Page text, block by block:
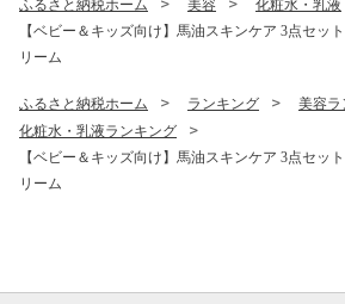
ふるさと納税ホーム 美容
化粧水・乳液
【ベビー＆キッズ向け】馬油スキンケア 3点セッ
リーム
ふるさと納税ホーム ランキング
美容ラ
化粧水・乳液ランキング
【ベビー＆キッズ向け】馬油スキンケア 3点セッ
リーム